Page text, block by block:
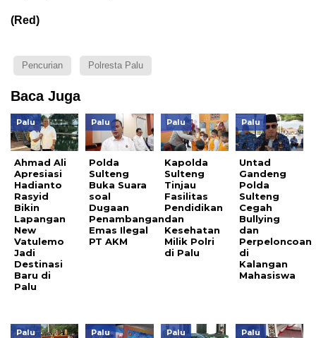
(Red)
Pencurian Polresta Palu
Baca Juga
Palu
Ahmad Ali
Apresiasi
Hadianto
Rasyid
Bikin
Lapangan
New
Vatulemo
Jadi
Destinasi
Baru di
Palu
Palu
Polda
Sulteng
Buka Suara
soal
Dugaan
Penambangan
Emas Ilegal
PT AKM
Palu
Kapolda
Sulteng
Tinjau
Fasilitas
Pendidikan
dan
Kesehatan
Milik Polri
di Palu
Palu
Untad
Gandeng
Polda
Sulteng
Cegah
Bullying
dan
Perpeloncoan
di
Kalangan
Mahasiswa
Palu Palu Palu Palu